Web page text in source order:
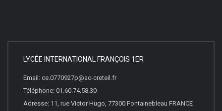
LYCÉE INTERNATIONAL FRANÇOIS 1ER
Email: ce.0770927p@ac-creteil.fr
Téléphone: 01.60.74.58.30
Adresse: 11, rue Victor Hugo, 77300 Fontainebleau FRANCE